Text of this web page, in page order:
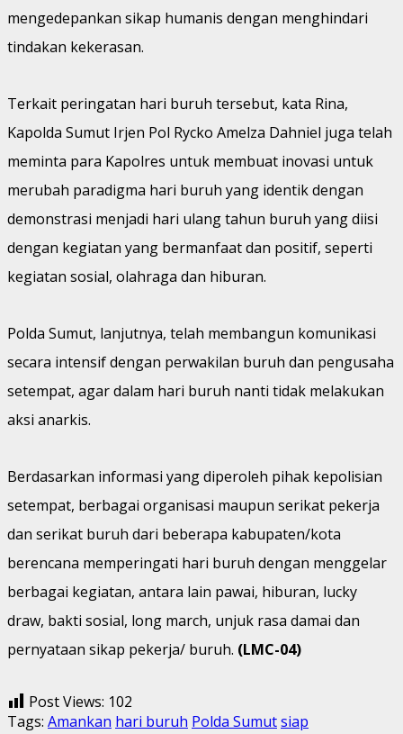
mengedepankan sikap humanis dengan menghindari
tindakan kekerasan.
Terkait peringatan hari buruh tersebut, kata Rina,
Kapolda Sumut Irjen Pol Rycko Amelza Dahniel juga telah
meminta para Kapolres untuk membuat inovasi untuk
merubah paradigma hari buruh yang identik dengan
demonstrasi menjadi hari ulang tahun buruh yang diisi
dengan kegiatan yang bermanfaat dan positif, seperti
kegiatan sosial, olahraga dan hiburan.
Polda Sumut, lanjutnya, telah membangun komunikasi
secara intensif dengan perwakilan buruh dan pengusaha
setempat, agar dalam hari buruh nanti tidak melakukan
aksi anarkis.
Berdasarkan informasi yang diperoleh pihak kepolisian
setempat, berbagai organisasi maupun serikat pekerja
dan serikat buruh dari beberapa kabupaten/kota
berencana memperingati hari buruh dengan menggelar
berbagai kegiatan, antara lain pawai, hiburan, lucky
draw, bakti sosial, long march, unjuk rasa damai dan
pernyataan sikap pekerja/ buruh. (LMC-04)
Post Views: 102
Tags: Amankan hari buruh Polda Sumutsiap